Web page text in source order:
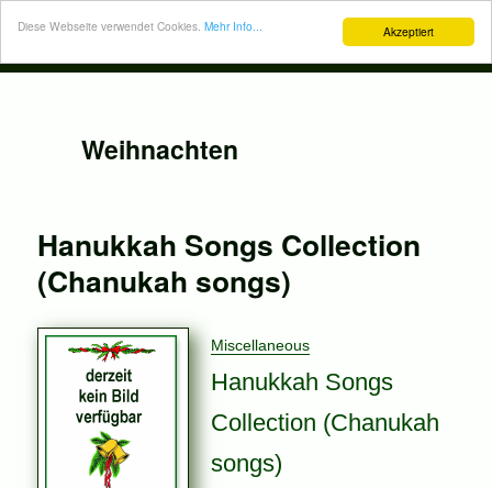
Akzeptiert
Diese Webseite verwendet Cookies. Mehr Info...
Weihnachten
Hanukkah Songs Collection
(Chanukah songs)
Miscellaneous
Hanukkah Songs
Collection (Chanukah
songs)